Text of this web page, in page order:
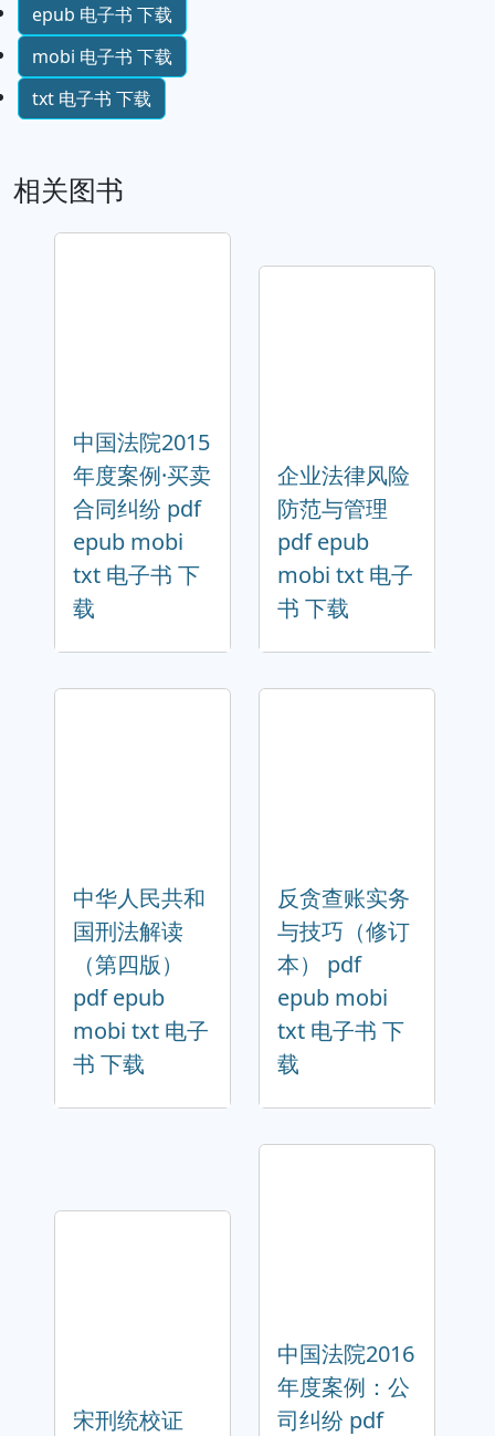
epub 电子书 下载
mobi 电子书 下载
txt 电子书 下载
相关图书
中国法院2015
年度案例·买卖
合同纠纷 pdf
epub mobi
txt 电子书 下
载
企业法律风险
防范与管理
pdf epub
mobi txt 电子
书 下载
中华人民共和
国刑法解读
（第四版）
pdf epub
mobi txt 电子
书 下载
反贪查账实务
与技巧（修订
本） pdf
epub mobi
txt 电子书 下
载
宋刑统校证
中国法院2016
年度案例：公
司纠纷 pdf